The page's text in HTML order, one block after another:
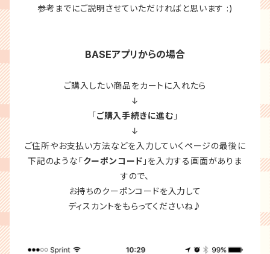
参考までにご説明させていただければと思います :)
BASEアプリからの場合
ご購入したい商品をカートに入れたら
↓
「ご購入手続きに進む 」
↓
ご住所やお支払い方法などを入力していくページの最後に
下記のような「クーポンコード 」を入力する画面がありま
すので、
お持ちのクーポンコードを入力して
ディスカントをもらってくださいね♪